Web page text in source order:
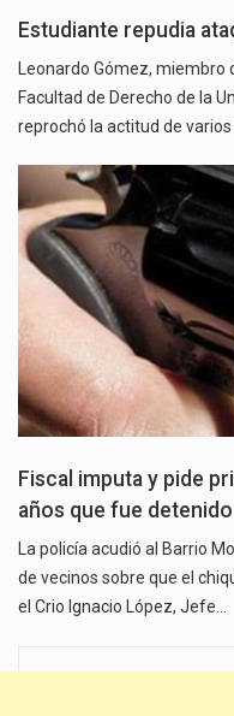
Estudiante repudia
Leonardo Gómez,
Facultad de Derecho de la
reprochó la actitud de varios
Fiscal imputa y pide
años que fue
La policía acudió al Barrio
de vecinos sobre que el
el Crio Ignacio López, Jefe…